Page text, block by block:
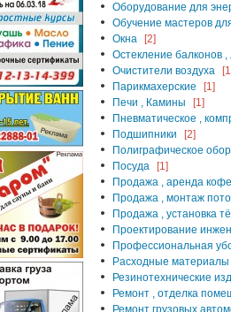
Оборудование для
Обучение мастеров
Окна
[2]
Остекление балконов
Очистители воздуха
Парикмахерские
[1]
Печи , Камины
[1]
Пневматическое ,
Подшипники
[2]
Полиграфическое
Посуда
[1]
Продажа , аренда
Продажа , монтаж
Продажа , установка
Проектирование
Профессиональная
Расходные
Резинотехнические
Ремонт , отделка
Ремонт грузовых